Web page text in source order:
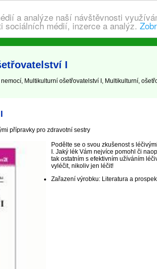
a analýze naší návštěvnosti
médií, inzerce a analýz.
I
Multikulturní ošetřovatelství I, Multikulturní,
přípravky pro zdravotní sestry
Podělte se o svou zkušenost s
I. Jaký lék Vám nejvíce pomohl či
tak ostatním s efektivním užíváním
vyléčit, nikoliv jen léčit!
Zařazení výrobku: Literatura a